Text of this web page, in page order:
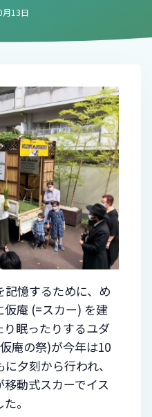
月13日
憶するために、め
庵 (=スカー) を建
眠ったりするユダ
庵の祭)が今年は10
夕刻から行われ、
動式スカーでイス
。